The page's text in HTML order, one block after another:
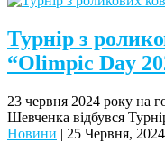
Турнір з
“Olimpic Day
23 червня 2024 року на
Шевченка відбувся
Новини | 25 Червня, 2024